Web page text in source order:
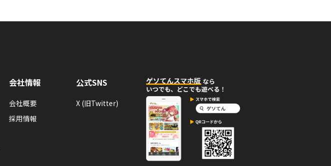
会社情報
会社概要
採用情報
公式SNS
X (旧Twitter)